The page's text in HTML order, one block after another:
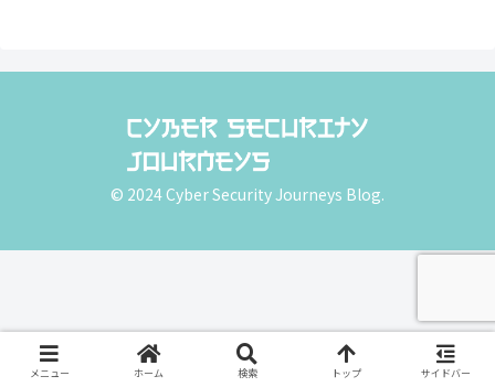
© 2024 Cyber Security Journeys Blog.
メニュー ホーム 検索 トップ サイドバー